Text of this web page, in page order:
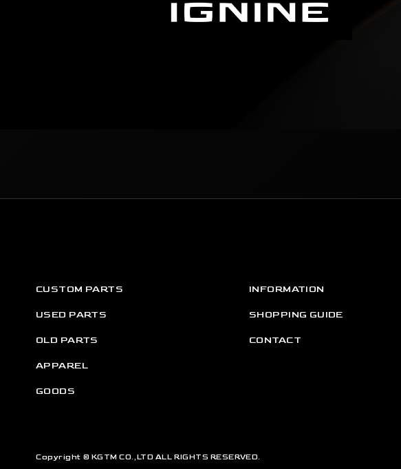
CUSTOM PARTS
USED PARTS
OLD PARTS
APPAREL
GOODS
INFORMATION
SHOPPING GUIDE
CONTACT
Copyright © KGTM CO.,LTD ALL RIGHTS RESERVED.